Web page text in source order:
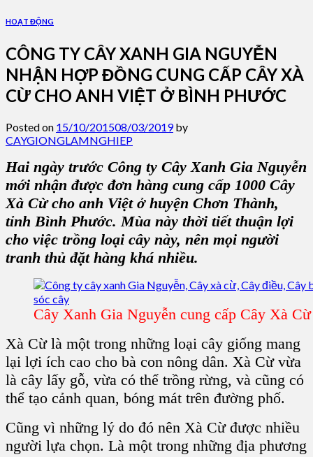
HOẠT ĐỘNG
CÔNG TY CÂY XANH GIA NGUYỄN
NHẬN HỢP ĐỒNG CUNG CẤP CÂY XÀ
CỪ CHO ANH VIỆT Ở BÌNH PHƯỚC
Posted on 15/10/201508/03/2019by
CAYGIONGLAMNGHIEP
Hai ngày trước Công ty Cây Xanh Gia Nguyễn
mới nhận được đơn hàng cung cấp 1000 Cây
Xà Cừcho anh Việt ở huyện Chơn Thành,
tỉnh Bình Phước. Mùa này thời tiết thuận lợi
cho việc trồng loại cây này, nên mọi người
tranh thủ đặt hàng khá nhiều.
Cây Xanh Gia Nguyễn cung cấp Cây Xà
Xà Cừlà một trong những loại cây giống mang
lại lợi ích cao cho bà con nông dân. Xà Cừ vừa
là cây lấy gỗ, vừa có thể trồng rừng, và cũng có
thể tạo cảnh quan, bóng mát trên đường phố.
Cũng vì những lý do đó nên Xà Cừ được nhiều
người lựa chọn. Là một trong những địa phương